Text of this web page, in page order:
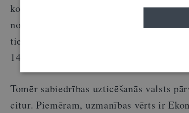
konkurencē Latvija ieņem 13. vietu,
novērtējumā – 34. vietu pasaulē.
tiesiskuma indeksā (
143 valstu konkurencē.
Tomēr sabiedrības uzticēšanās valsts
citur. Piemēram, uzmanības vērts ir